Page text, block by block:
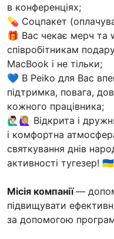
в конференціях;
💊 Соцпакет
🎁 Вас чекає мерч та
співробітникам
MacBook і не тільки;
💙 В Peiko для Вас
підтримка, повага,
кожного працівника;
🙋🏻‍♂️🙋🏼‍♀️ Відкрита і
і комфортна
святкування днів
активності тугезер! 🇺🇦
Місія компанії—
підвищувати
за допомогою